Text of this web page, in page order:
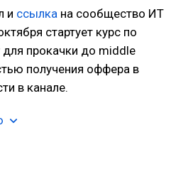
и ссылка на сообщество ИТ
стартует курс по
для прокачки до middle
получения оффера в
в канале.